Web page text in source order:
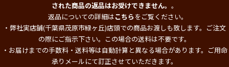
された商品の返品はお受けできません。 。
返品についての詳細はこちらをご覧ください。
・弊社実店舗(千葉県茂原市緑ヶ丘)店頭での商品お渡しも致します。ご注文
の際にご指示下さい。この場合の送料は不要です。
・お届けまでの手数料・送料等は自動計算と異なる場合があります。ご用命
承りメールにて訂正させていただきます。